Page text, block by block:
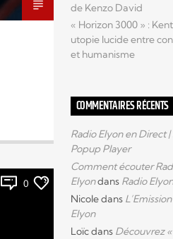
0
de Kenzo David
« Horizon 3000 » :
utopie lucide entre
et humanisme
COMMENTAIRES RÉCENTS
Radio Elyon en Direct |
Popup Player
Comment écouter
Elyondans Radio
Nicoledans
Elyon
Loïcdans Découvrez